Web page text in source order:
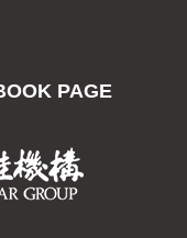
PAGE